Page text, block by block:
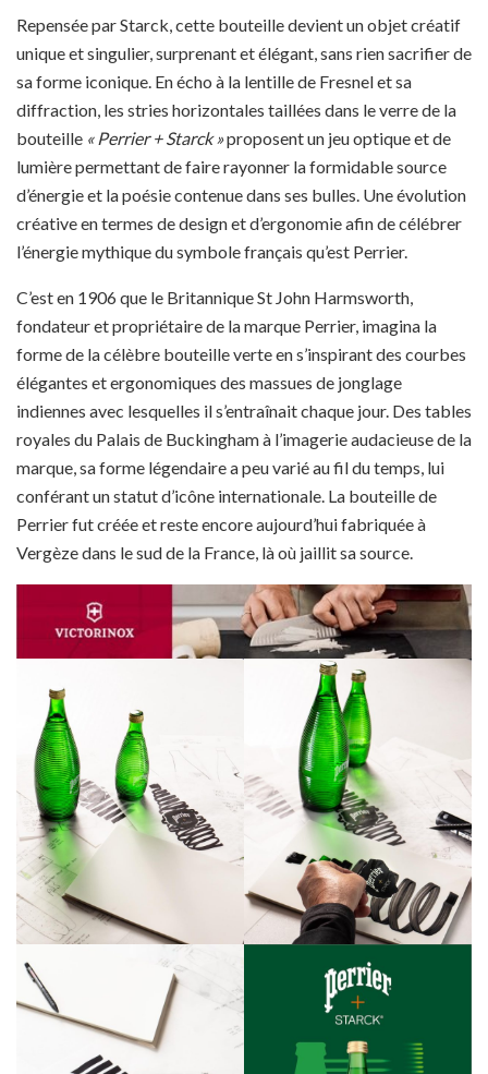
Repensée par Starck, cette bouteille devient un objet créatif
unique et singulier, surprenant et élégant, sans rien sacrifier de
sa forme iconique. En écho à la lentille de Fresnel et sa
diffraction, les stries horizontales taillées dans le verre de la
bouteille « Perrier + Starck »proposent un jeu optique et de
lumière permettant de faire rayonner la formidable source
d’énergie et la poésie contenue dans ses bulles. Une évolution
créative en termes de design et d’ergonomie afin de célébrer
l’énergie mythique du symbole français qu’est Perrier.
C’est en 1906 que le Britannique St John Harmsworth,
fondateur et propriétaire de la marque Perrier, imagina la
forme de la célèbre bouteille verte en s’inspirant des courbes
élégantes et ergonomiques des massues de jonglage
indiennes avec lesquelles il s’entraînait chaque jour. Des tables
royales du Palais de Buckingham à l’imagerie audacieuse de la
marque, sa forme légendaire a peu varié au fil du temps, lui
conférant un statut d’icône internationale. La bouteille de
Perrier fut créée et reste encore aujourd’hui fabriquée à
Vergèze dans le sud de la France, là où jaillit sa source.